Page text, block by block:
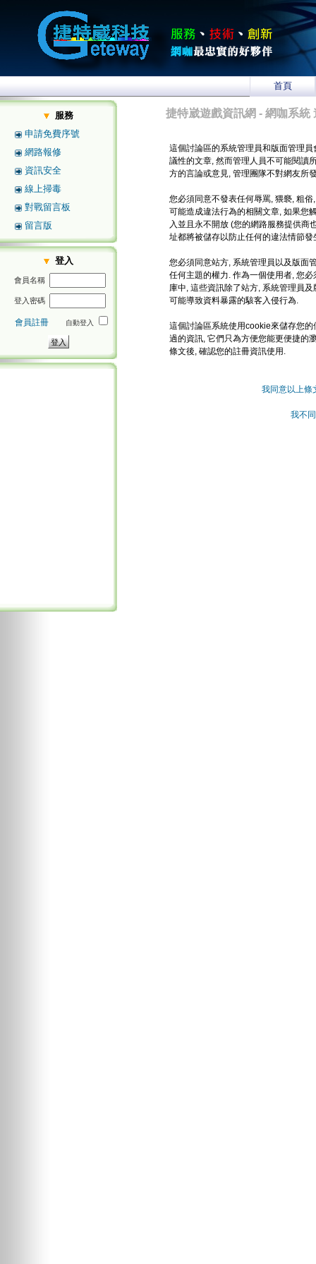
首頁
服務
申請免費序號
網路報修
資訊安全
線上掃毒
對戰留言板
留言版
登入
會員名稱
登入密碼
會員註冊 自動登入
捷特崴遊戲資訊網 - 網咖系統
這個討論區的系統管理員和版面管理
議性的文章, 然而管理人員不可能閱讀
方的言論或意見, 管理團隊不對網友所
您必須同意不發表任何辱罵, 猥褻, 粗
可能造成違法行為的相關文章, 如果您
入並且永不開放 (您的網路服務提供商
址都將被儲存以防止任何的違法情節發
您必須同意站方, 系統管理員以及版面
任何主題的權力. 作為一個使用者, 您
庫中, 這些資訊除了站方, 系統管理員
可能導致資料暴露的駭客入侵行為.
這個討論區系統使用cookie來儲存您
過的資訊, 它們只為方便您能更便捷的
條文後, 確認您的註冊資訊使用.
我同意以上條
我不